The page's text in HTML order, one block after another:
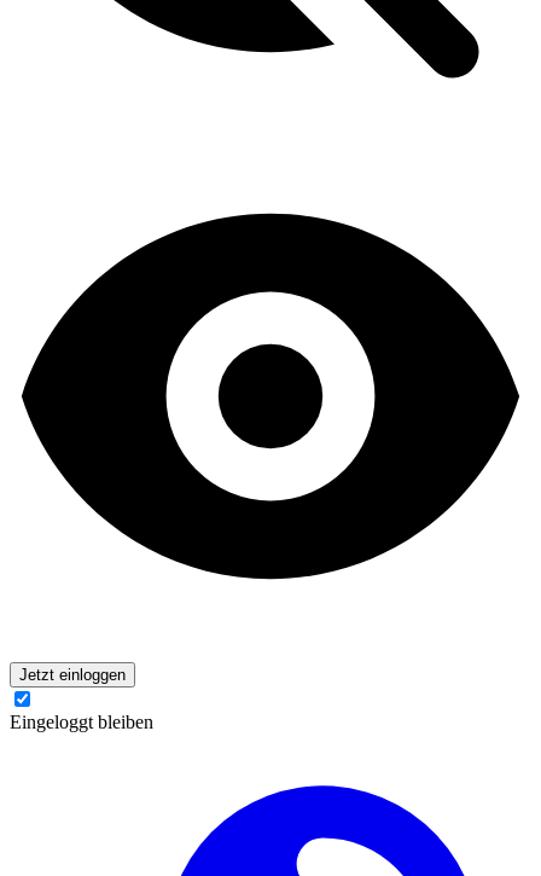
Jetzt einloggen
Eingeloggt bleiben